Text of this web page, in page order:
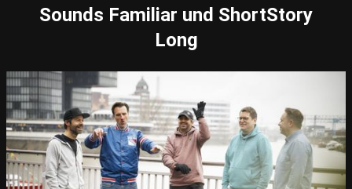
Sounds Familiar und ShortStory
Long